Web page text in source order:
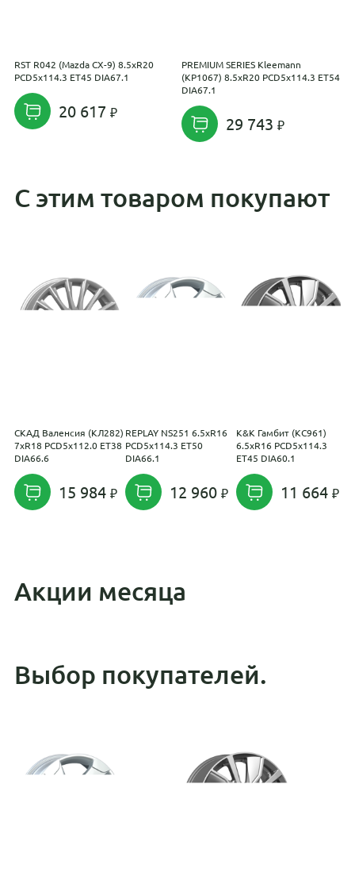
RST R042 (Mazda CX-9) 8.5xR20
PCD5x114.3 ET45 DIA67.1
20 617
PREMIUM SERIES Kleemann
(КР1067) 8.5xR20 PCD5x114.3 ET54
DIA67.1
29 743
С этим товаром покупают
СКАД Валенсия (КЛ282)
7xR18 PCD5x112.0 ET38
DIA66.6
15 984
REPLAY NS251 6.5xR16
PCD5x114.3 ET50
DIA66.1
12 960
K&K Гамбит (КС961)
6.5xR16 PCD5x114.3
ET45 DIA60.1
11 664
Акции месяца
Выбор покупателей.